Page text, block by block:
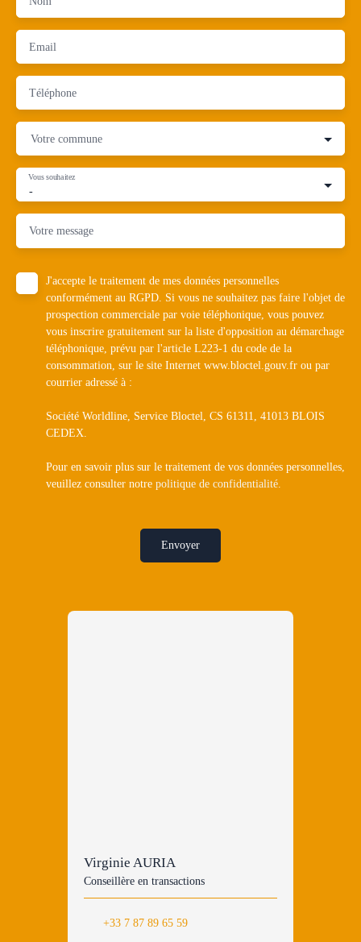
Email
Téléphone
Votre commune
-
Vous souhaitez
Votre message
J'accepte le traitement de mes données personnelles
conformément au RGPD. Si vous ne souhaitez pas faire l'objet de
prospection commerciale par voie téléphonique, vous pouvez
vous inscrire gratuitement sur la liste d'opposition au démarchage
téléphonique, prévu par l'article L223-1 du code de la
consommation, sur le site Internet www.bloctel.gouv.fr ou par
courrier adressé à :
Société Worldline, Service Bloctel, CS 61311, 41013 BLOIS
CEDEX.
Pour en savoir plus sur le traitement de vos données personnelles,
veuillez consulter notre politique de confidentialité
Envoyer
Virginie AURIA
Conseillère en transactions
+33 7 87 89 65 59